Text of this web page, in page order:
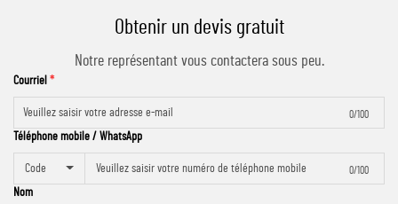
Obtenir un devis gratuit
Notre représentant vous contactera sous peu.
Courriel
0/100
Téléphone mobile / WhatsApp
Code 0/100
Nom